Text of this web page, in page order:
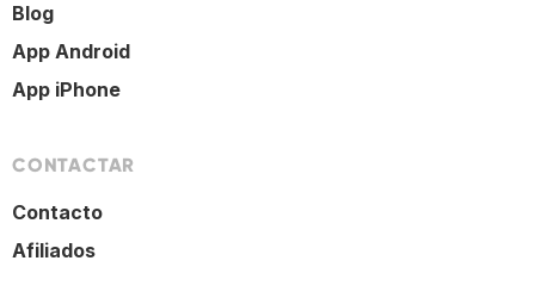
Blog
App Android
App iPhone
CONTACTAR
Contacto
Afiliados